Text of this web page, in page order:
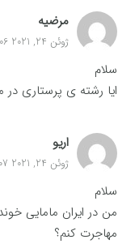
مرضیه
ژوئن 24, 2021 6:06 ق.ظ
سلام
ایا رشته ی پرستاری در
اریو
ژوئن 24, 2021 6:07 ق.ظ
سلام
من در ایران مامایی
مهاجرت کنم؟